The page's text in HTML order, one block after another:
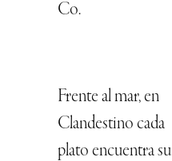
Co.
Frente al mar, en
Clandestino cada
plato encuentra su